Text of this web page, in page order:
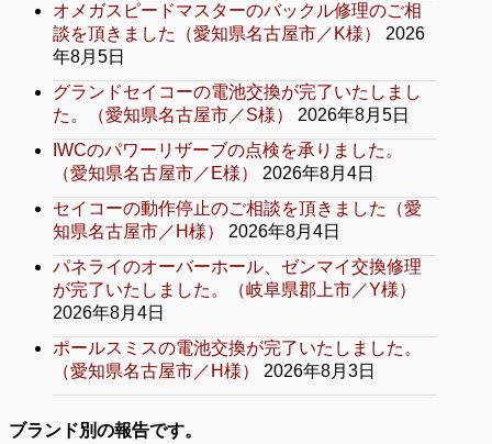
オメガスピードマスターのバックル修理のご相
談を頂きました（愛知県名古屋市／K様）
2026
年8月5日
グランドセイコーの電池交換が完了いたしまし
た。（愛知県名古屋市／S様）
2026年8月5日
IWCのパワーリザーブの点検を承りました。
（愛知県名古屋市／E様）
2026年8月4日
セイコーの動作停止のご相談を頂きました（愛
知県名古屋市／H様）
2026年8月4日
パネライのオーバーホール、ゼンマイ交換修理
が完了いたしました。（岐阜県郡上市／Y様）
2026年8月4日
ポールスミスの電池交換が完了いたしました。
（愛知県名古屋市／H様）
2026年8月3日
ブランド別の報告です。